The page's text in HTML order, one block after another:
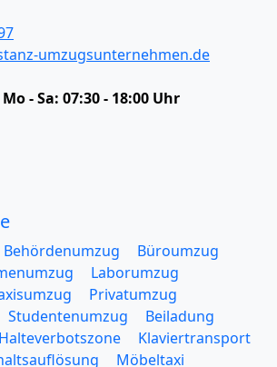
umzugsunternehmen.de
Mo - Sa: 07:30 - 18:00 Uhr
Behördenumzug
Büroumzug
Laborumzug
Privatumzug
Studentenumzug
Beiladung
Halteverbotszone
Klaviertransport
Möbeltaxi